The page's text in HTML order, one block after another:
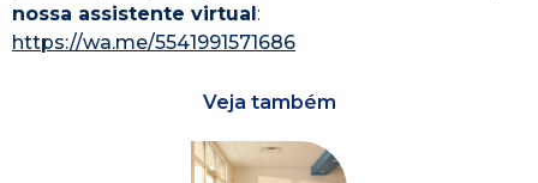
nossa assistente virtual:
https://wa.me/5541991571686
Veja também